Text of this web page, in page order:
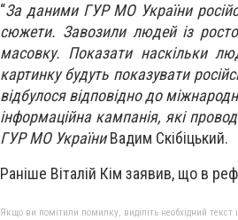
“За даними ГУР МО України
сюжети. Завозили людей із
масовку. Показати наскільки
картинку будуть показувати
відбулося відповідно до
інформаційна кампанія, які
ГУР МО УкраїниВадим Скібіцький.
Раніше Віталій Кім заявив, що в
Якщо ви помітили помилку, виділіть необхідний